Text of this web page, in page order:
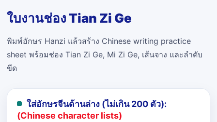
ใบงานช่อง Tian Zi Ge
พิมพ์อักษร Hanzi แล้วสร้าง Chinese writing practice
sheet พร้อมช่อง Tian Zi Ge, Mi Zi Ge, เส้นจาง และลำดับ
ขีด
ใส่อักษรจีนด้านล่าง (ไม่เกิน 200 ตัว):
(Chinese character lists)